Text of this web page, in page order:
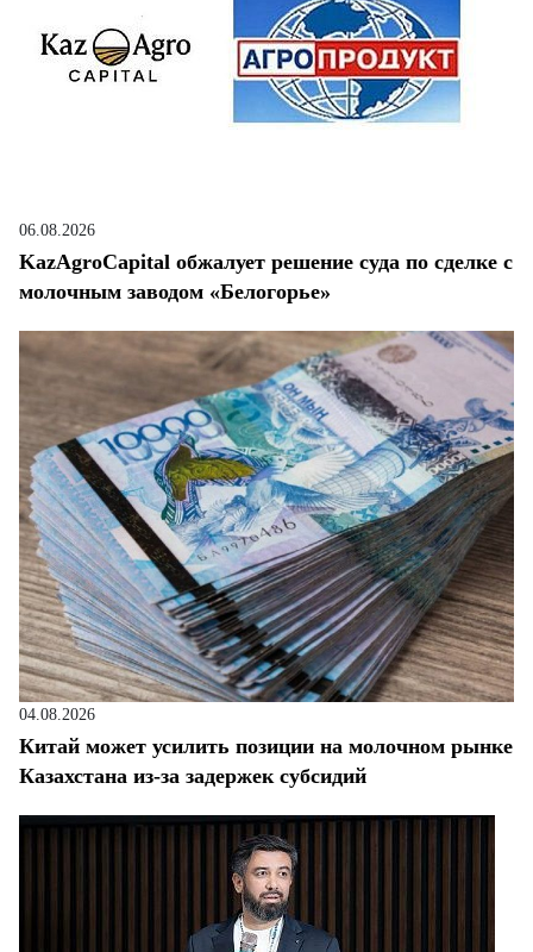
06.08.2026
KazAgroCapital обжалует решение суда по сделке с
молочным заводом «Белогорье»
04.08.2026
Китай может усилить позиции на молочном рынке
Казахстана из-за задержек субсидий